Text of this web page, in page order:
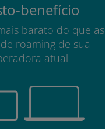
benefício
barato do que as
roaming de sua
atual